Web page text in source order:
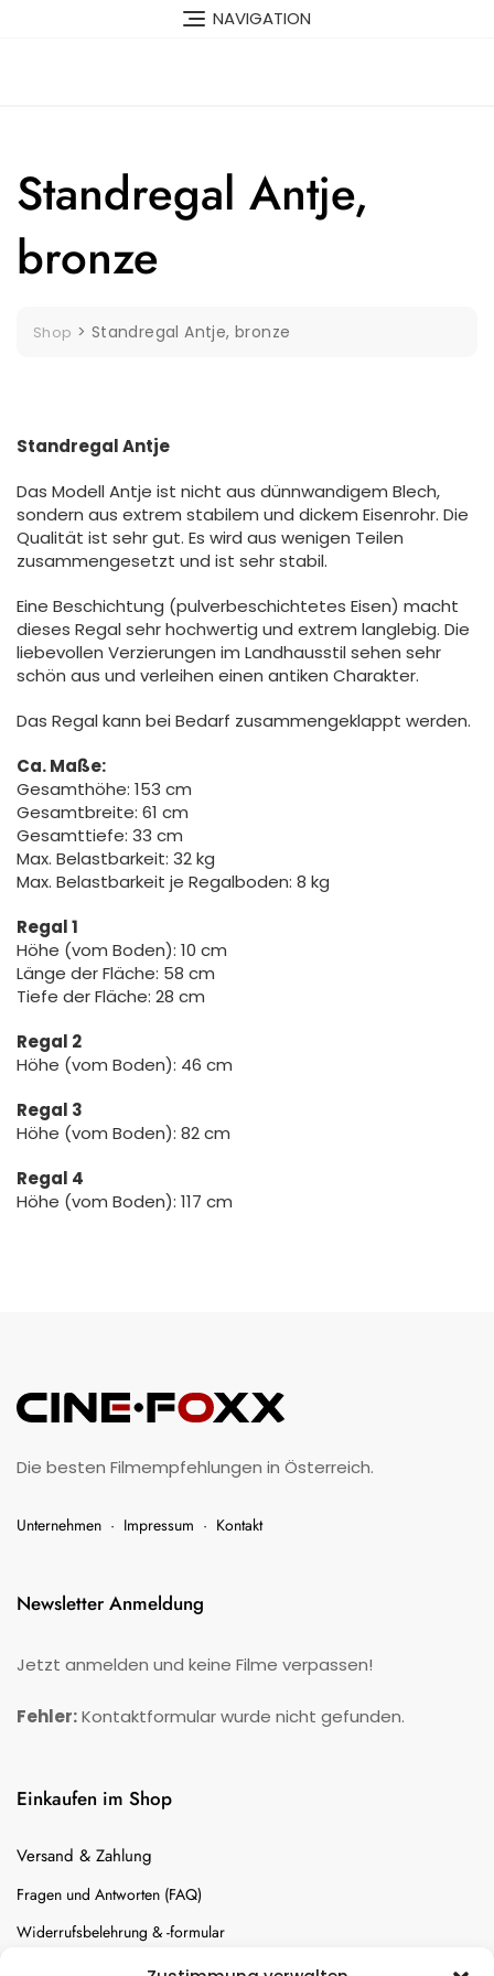
NAVIGATION
Standregal Antje,
bronze
Shop > Standregal Antje, bronze
Standregal Antje
Das Modell Antje ist nicht aus dünnwandigem Blech,
sondern aus extrem stabilem und dickem Eisenrohr. Die
Qualität ist sehr gut. Es wird aus wenigen Teilen
zusammengesetzt und ist sehr stabil.
Eine Beschichtung (pulverbeschichtetes Eisen) macht
dieses Regal sehr hochwertig und extrem langlebig. Die
liebevollen Verzierungen im Landhausstil sehen sehr
schön aus und verleihen einen antiken Charakter.
Das Regal kann bei Bedarf zusammengeklappt werden.
Ca. Maße:
Gesamthöhe: 153 cm
Gesamtbreite: 61 cm
Gesamttiefe: 33 cm
Max. Belastbarkeit: 32 kg
Max. Belastbarkeit je Regalboden: 8 kg
Regal 1
Höhe (vom Boden): 10 cm
Länge der Fläche: 58 cm
Tiefe der Fläche: 28 cm
Regal 2
Höhe (vom Boden): 46 cm
Regal 3
Höhe (vom Boden): 82 cm
Regal 4
Höhe (vom Boden): 117 cm
Die besten Filmempfehlungen in Österreich.
Unternehmen · Impressum · Kontakt
Newsletter Anmeldung
Jetzt anmelden und keine Filme verpassen!
Fehler:Kontaktformular wurde nicht gefunden.
Einkaufen im Shop
Versand & Zahlung
Fragen und Antworten (FAQ)
Widerrufsbelehrung & -formular
Batterien-Entsorgung